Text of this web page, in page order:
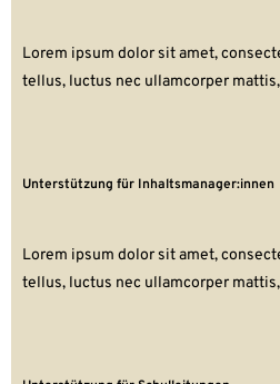
Lorem ipsum dolor sit amet,
tellus, luctus nec ullamcorper
Unterstützung für Inhaltsmanager:innen
Lorem ipsum dolor sit amet,
tellus, luctus nec ullamcorper